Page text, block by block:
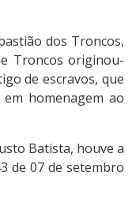
dos Troncos,
Troncos originou-
de escravos, que
homenagem ao
Batista, houve a
de 07 de setembro